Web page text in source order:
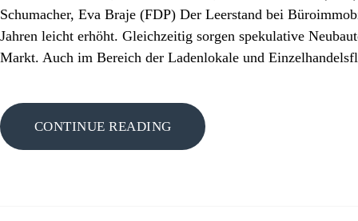
Schumacher, Eva Braje (FDP) Der Leerstand bei
Jahren leicht erhöht. Gleichzeitig sorgen spekulative
Markt. Auch im Bereich der Ladenlokale und
CONTINUE READING